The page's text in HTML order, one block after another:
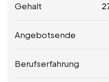
Gehalt
Angebotsende
Berufserfahrung